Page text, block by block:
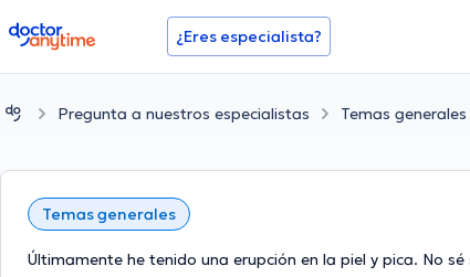
doctoranytime ¿Eres especialista?
Pregunta a nuestros especialistas Temas generales
Temas generales
Últimamente he tenido una erupción en la piel y pica. No